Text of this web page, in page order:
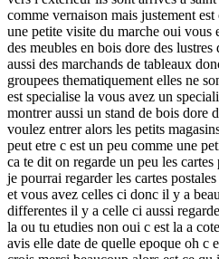
comme vernaison mais justement
une petite visite du marche oui vous
des meubles en bois dore des
aussi des marchands de tableaux
groupees thematiquement elles ne
est specialise la vous avez un
montrer aussi un stand de bois dore
voulez entrer alors les petits
peut etre c est un peu comme une
ca te dit on regarde un peu les
je pourrai regarder les cartes
et vous avez celles ci donc il y a
differentes il y a celle ci aussi
la ou tu etudies non oui c est la a
avis elle date de quelle epoque oh c